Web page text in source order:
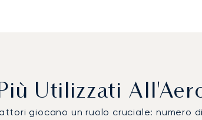
Utilizzati
giocano un ruolo cruciale: